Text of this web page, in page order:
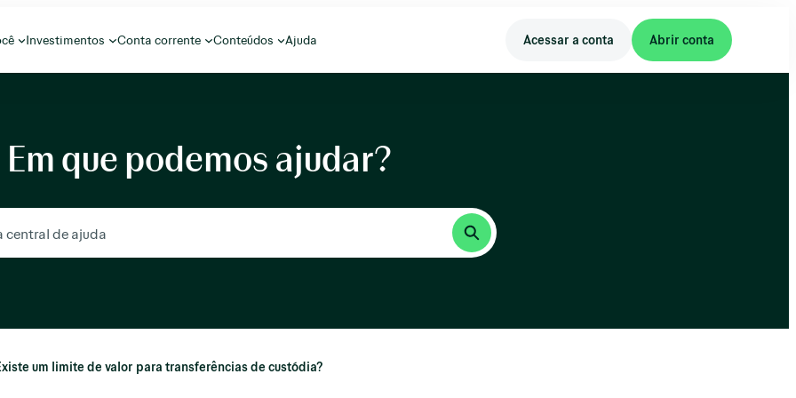
Investimentos Conta corrente Conteúdos Ajuda Acessar a conta Abrir conta
Em que podemos ajudar?
um limite de valor para transferências de custódia?